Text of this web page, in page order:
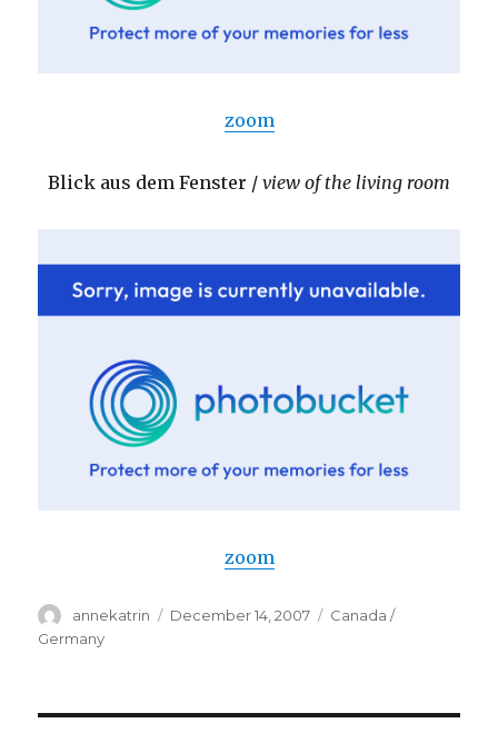
zoom
Blick aus dem Fenster / view of the living room
zoom
Author
annekatrin
Posted
December 14, 2007 Categories
Canada /
Germany